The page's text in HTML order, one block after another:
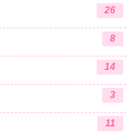
26
8
14
3
11